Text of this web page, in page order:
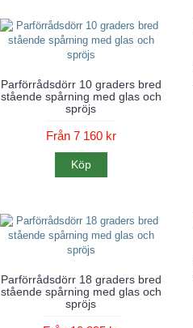
Parförrådsdörr 10 graders bred
stående spårning med glas och
spröjs
Från 7 160 kr
Köp
Parförrådsdörr 18 graders bred
stående spårning med glas och
spröjs